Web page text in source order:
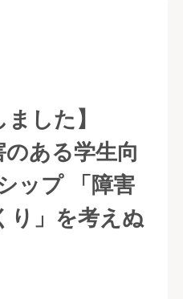
した】
ある学生向
ップ 「障害
り」を考えぬ